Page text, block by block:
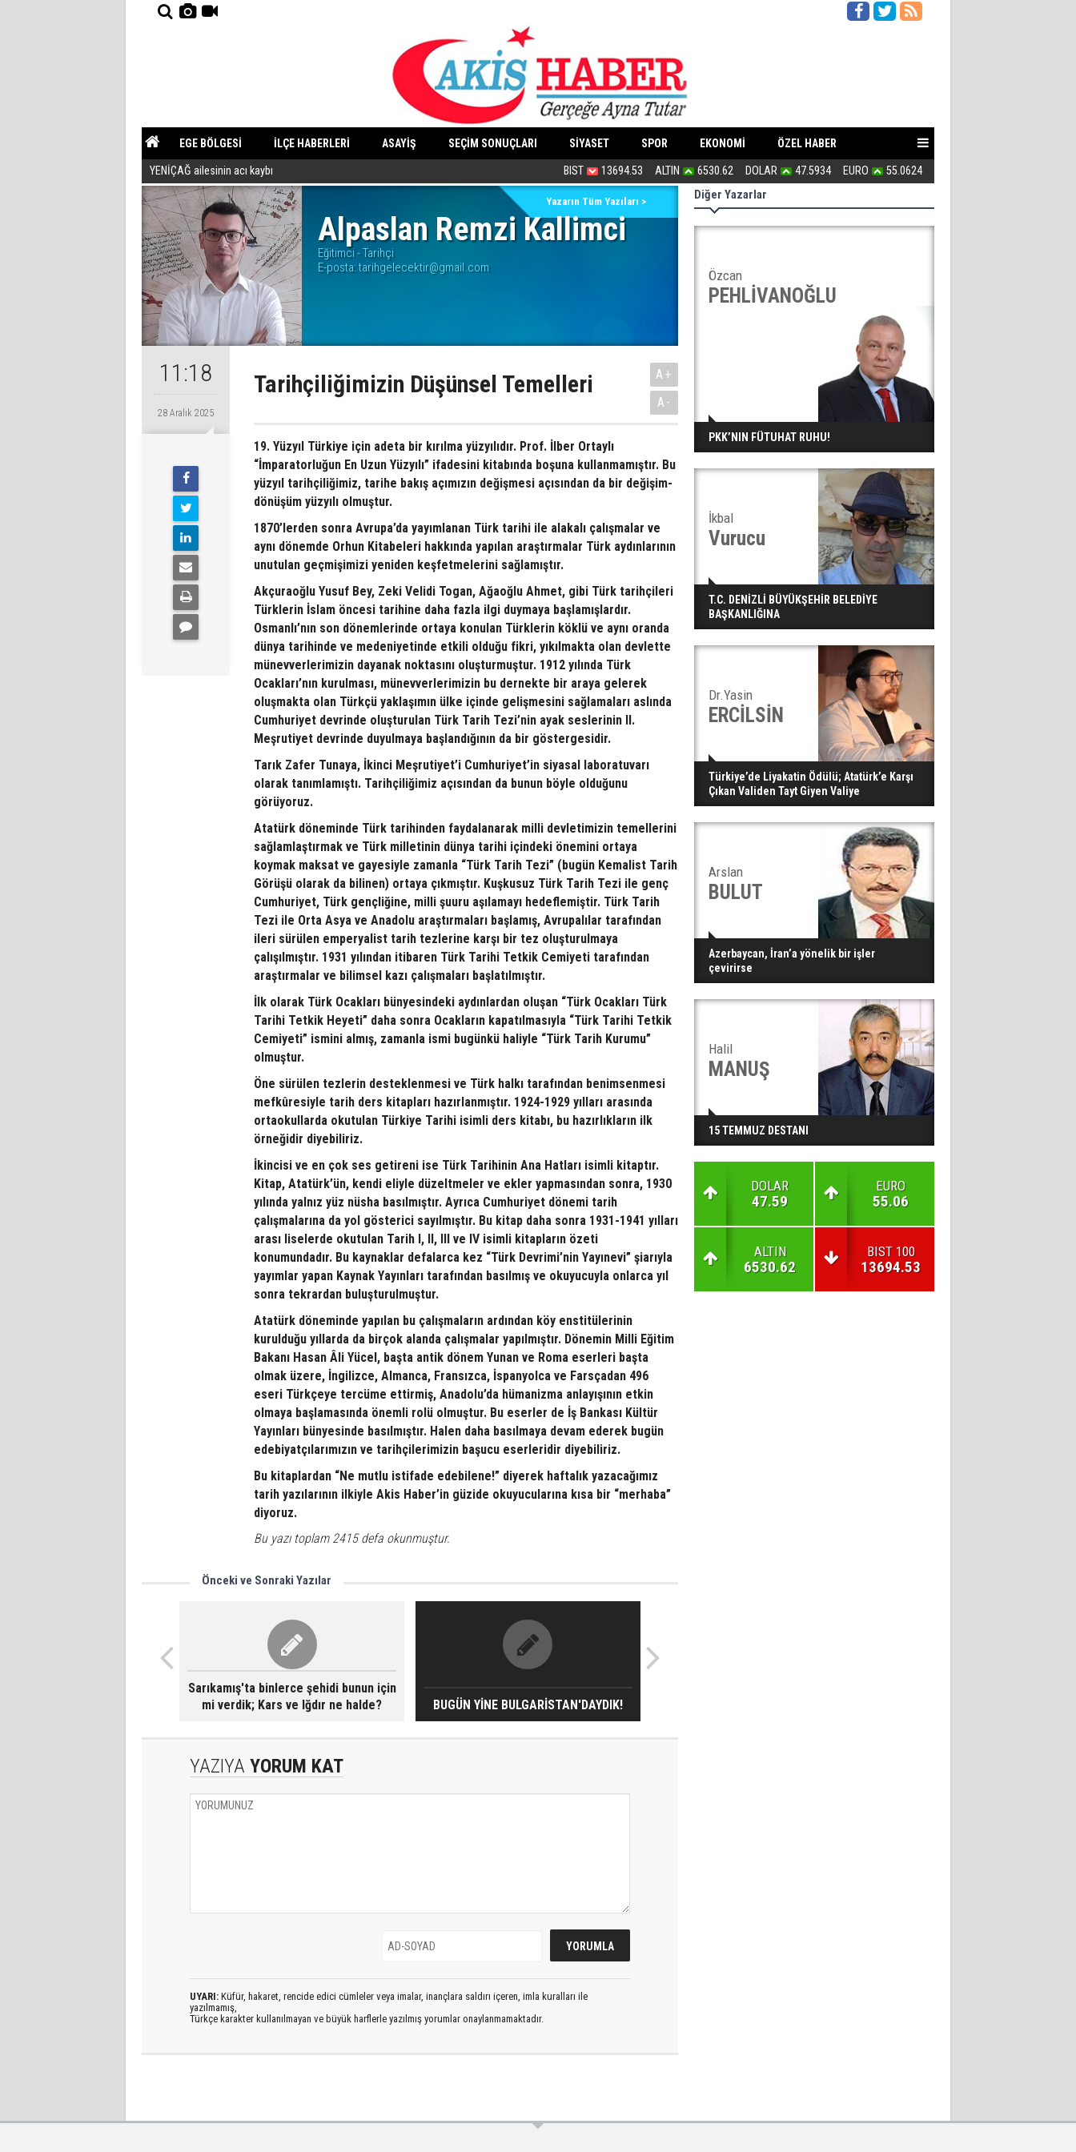
EGE BÖLGESİ İLÇE HABERLERİ ASAYİŞ SEÇİM SONUÇLARI SİYASET SPOR EKONOMİ ÖZEL HABER
YAZARLAR GÜNDEM
YENİÇAĞ ailesinin acı kaybı “Dindar/muhafazakâr”ların ahlakı neden zayıf?
BIST 13694.53 ALTIN 6530.62 DOLAR 47.5934 EURO 55.0624
Alpaslan Remzi Kallimci
Eğitimci - Tarihçi
E-posta: tarihgelecektir@gmail.com
Yazarın Tüm Yazıları >
11:18
28 Aralık 2025
Tarihçiliğimizin Düşünsel Temelleri
A+
A-
19. Yüzyıl Türkiye için adeta bir kırılma yüzyılıdır. Prof. İlber Ortaylı
“İmparatorluğun En Uzun Yüzyılı” ifadesini kitabında boşuna kullanmamıştır. Bu
yüzyıl tarihçiliğimiz, tarihe bakış açımızın değişmesi açısından da bir değişim-
dönüşüm yüzyılı olmuştur.
1870’lerden sonra Avrupa’da yayımlanan Türk tarihi ile alakalı çalışmalar ve
aynı dönemde Orhun Kitabeleri hakkında yapılan araştırmalar Türk aydınlarının
unutulan geçmişimizi yeniden keşfetmelerini sağlamıştır.
Akçuraoğlu Yusuf Bey, Zeki Velidi Togan, Ağaoğlu Ahmet, gibi Türk tarihçileri
Türklerin İslam öncesi tarihine daha fazla ilgi duymaya başlamışlardır.
Osmanlı’nın son dönemlerinde ortaya konulan Türklerin köklü ve aynı oranda
dünya tarihinde ve medeniyetinde etkili olduğu fikri, yıkılmakta olan devlette
münevverlerimizin dayanak noktasını oluşturmuştur. 1912 yılında Türk
Ocakları’nın kurulması, münevverlerimizin bu dernekte bir araya gelerek
oluşmakta olan Türkçü yaklaşımın ülke içinde gelişmesini sağlamaları aslında
Cumhuriyet devrinde oluşturulan Türk Tarih Tezi’nin ayak seslerinin II.
Meşrutiyet devrinde duyulmaya başlandığının da bir göstergesidir.
Tarık Zafer Tunaya, İkinci Meşrutiyet’i Cumhuriyet’in siyasal laboratuvarı
olarak tanımlamıştı. Tarihçiliğimiz açısından da bunun böyle olduğunu
görüyoruz.
Atatürk döneminde Türk tarihinden faydalanarak milli devletimizin temellerini
sağlamlaştırmak ve Türk milletinin dünya tarihi içindeki önemini ortaya
koymak maksat ve gayesiyle zamanla “Türk Tarih Tezi” (bugün Kemalist Tarih
Görüşü olarak da bilinen) ortaya çıkmıştır. Kuşkusuz Türk Tarih Tezi ile genç
Cumhuriyet, Türk gençliğine, milli şuuru aşılamayı hedeflemiştir. Türk Tarih
Tezi ile Orta Asya ve Anadolu araştırmaları başlamış, Avrupalılar tarafından
ileri sürülen emperyalist tarih tezlerine karşı bir tez oluşturulmaya
çalışılmıştır. 1931 yılından itibaren Türk Tarihi Tetkik Cemiyeti tarafından
araştırmalar ve bilimsel kazı çalışmaları başlatılmıştır.
İlk olarak Türk Ocakları bünyesindeki aydınlardan oluşan “Türk Ocakları Türk
Tarihi Tetkik Heyeti” daha sonra Ocakların kapatılmasıyla “Türk Tarihi Tetkik
Cemiyeti” ismini almış, zamanla ismi bugünkü haliyle “Türk Tarih Kurumu”
olmuştur.
Öne sürülen tezlerin desteklenmesi ve Türk halkı tarafından benimsenmesi
mefkûresiyle tarih ders kitapları hazırlanmıştır. 1924-1929 yılları arasında
ortaokullarda okutulan Türkiye Tarihi isimli ders kitabı, bu hazırlıkların ilk
örneğidir diyebiliriz.
İkincisi ve en çok ses getireni ise Türk Tarihinin Ana Hatları isimli kitaptır.
Kitap, Atatürk’ün, kendi eliyle düzeltmeler ve ekler yapmasından sonra, 1930
yılında yalnız yüz nüsha basılmıştır. Ayrıca Cumhuriyet dönemi tarih
çalışmalarına da yol gösterici sayılmıştır. Bu kitap daha sonra 1931-1941 yılları
arası liselerde okutulan Tarih I, II, III ve IV isimli kitapların özeti
konumundadır. Bu kaynaklar defalarca kez “Türk Devrimi’nin Yayınevi” şiarıyla
yayımlar yapan Kaynak Yayınları tarafından basılmış ve okuyucuyla onlarca yıl
sonra tekrardan buluşturulmuştur.
Atatürk döneminde yapılan bu çalışmaların ardından köy enstitülerinin
kurulduğu yıllarda da birçok alanda çalışmalar yapılmıştır. Dönemin Milli Eğitim
Bakanı Hasan Âli Yücel, başta antik dönem Yunan ve Roma eserleri başta
olmak üzere, İngilizce, Almanca, Fransızca, İspanyolca ve Farsçadan 496
eseri Türkçeye tercüme ettirmiş, Anadolu’da hümanizma anlayışının etkin
olmaya başlamasında önemli rolü olmuştur. Bu eserler de İş Bankası Kültür
Yayınları bünyesinde basılmıştır. Halen daha basılmaya devam ederek bugün
edebiyatçılarımızın ve tarihçilerimizin başucu eserleridir diyebiliriz.
Bu kitaplardan “Ne mutlu istifade edebilene!” diyerek haftalık yazacağımız
tarih yazılarının ilkiyle Akis Haber’in güzide okuyucularına kısa bir “merhaba”
diyoruz.
Bu yazı toplam 2415 defa okunmuştur.
Önceki ve Sonraki Yazılar
Sarıkamış'ta binlerce şehidi bunun için
mi verdik; Kars ve Iğdır ne halde?
BUGÜN YİNE BULGARİSTAN'DAYDIK!
YAZIYA YORUM KAT
UYARI: Küfür, hakaret, rencide edici cümleler veya imalar, inançlara saldırı içeren, imla kuralları ile
yazılmamış,
Türkçe karakter kullanılmayan ve büyük harflerle yazılmış yorumlar onaylanmamaktadır.
Diğer Yazarlar
Özcan
PEHLİVANOĞLU
PKK’NIN FÜTUHAT RUHU!
İkbal
Vurucu
T.C. DENİZLİ BÜYÜKŞEHİR BELEDİYE
BAŞKANLIĞINA
Dr.Yasin
ERCİLSİN
Türkiye’de Liyakatin Ödülü; Atatürk’e Karşı
Çıkan Validen Tayt Giyen Valiye
Arslan
BULUT
Azerbaycan, İran’a yönelik bir işler
çevirirse
Halil
MANUŞ
15 TEMMUZ DESTANI
DOLAR
47.59
EURO
55.06
ALTIN
6530.62
BIST 100
13694.53